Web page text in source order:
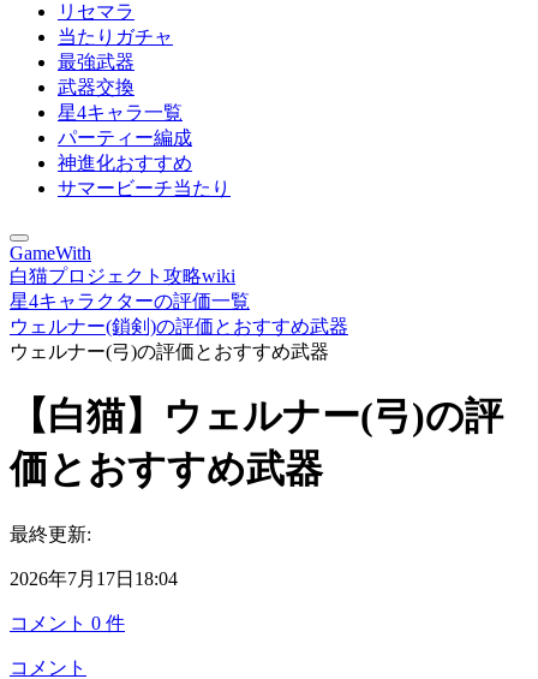
リセマラ
当たりガチャ
最強武器
武器交換
星4キャラ一覧
パーティー編成
神進化おすすめ
サマービーチ当たり
GameWith
白猫プロジェクト攻略wiki
星4キャラクターの評価一覧
ウェルナー(鎖剣)の評価とおすすめ武器
ウェルナー(弓)の評価とおすすめ武器
【白猫】ウェルナー(弓)の評
価とおすすめ武器
最終更新:
2026年7月17日18:04
コメント 0 件
コメント